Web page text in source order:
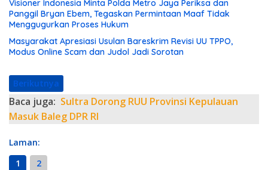
Visioner Indonesia Minta Polda Metro Jaya Periksa dan
Panggil Bryan Ebem, Tegaskan Permintaan Maaf Tidak
Menggugurkan Proses Hukum
Masyarakat Apresiasi Usulan Bareskrim Revisi UU TPPO,
Modus Online Scam dan Judol Jadi Sorotan
Berikutnya
Baca juga: Sultra Dorong RUU Provinsi Kepulauan
Masuk Baleg DPR RI
Laman:
1
2